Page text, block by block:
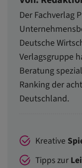
Der Fachverlag
Deutsche
Verlagsgruppe
Beratung
Ranking der
Deutschland.
Kreative
Tipps zur